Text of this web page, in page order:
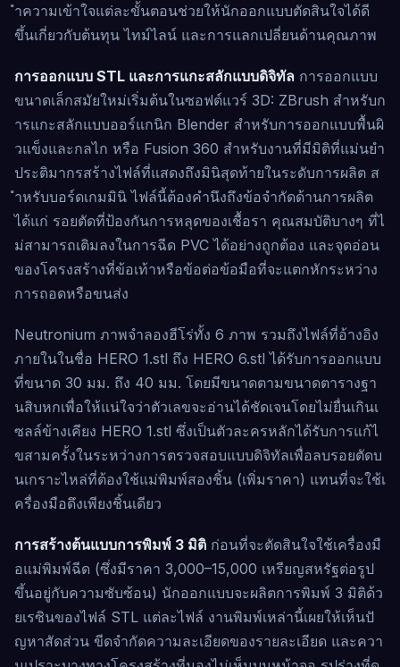
ำความเข้าใจแต่ละขั้นตอนช่วยให้นักออกแบบตัดสินใจได้ดี
ขึ้นเกี่ยวกับต้นทุน ไทม์ไลน์ และการแลกเปลี่ยนด้านคุณภาพ
การออกแบบ STL และการแกะสลักแบบดิจิทัล การออกแบบ
ขนาดเล็กสมัยใหม่เริ่มต้นในซอฟต์แวร์ 3D: ZBrush สำหรับก
ารแกะสลักแบบออร์แกนิก Blender สำหรับการออกแบบพื้นผิ
วแข็งและกลไก หรือ Fusion 360 สำหรับงานที่มีมิติที่แม่นยำ
ประติมากรสร้างไฟล์ที่แสดงถึงมินิสุดท้ายในระดับการผลิต ส
ำหรับบอร์ดเกมมินิ ไฟล์นี้ต้องคำนึงถึงข้อจำกัดด้านการผลิต
ได้แก่ รอยตัดที่ป้องกันการหลุดของเชื้อรา คุณสมบัติบางๆ ที่ไ
ม่สามารถเติมลงในการฉีด PVC ได้อย่างถูกต้อง และจุดอ่อน
ของโครงสร้างที่ข้อเท้าหรือข้อต่อข้อมือที่จะแตกหักระหว่าง
การถอดหรือขนส่ง
Neutronium ภาพจำลองฮีโร่ทั้ง 6 ภาพ รวมถึงไฟล์ที่อ้างอิง
ภายในในชื่อ HERO 1.stl ถึง HERO 6.stl ได้รับการออกแบบ
ที่ขนาด 30 มม. ถึง 40 มม. โดยมีขนาดตามขนาดตารางฐา
นสิบหกเพื่อให้แน่ใจว่าตัวเลขจะอ่านได้ชัดเจนโดยไม่ยื่นเกินเ
ซลล์ข้างเคียง HERO 1.stl ซึ่งเป็นตัวละครหลักได้รับการแก้ไ
ขสามครั้งในระหว่างการตรวจสอบแบบดิจิทัลเพื่อลบรอยตัดบ
นเกราะไหล่ที่ต้องใช้แม่พิมพ์สองชิ้น (เพิ่มราคา) แทนที่จะใช้เ
ครื่องมือดึงเพียงชิ้นเดียว
การสร้างต้นแบบการพิมพ์ 3 มิติ ก่อนที่จะตัดสินใจใช้เครื่องมื
อแม่พิมพ์ฉีด (ซึ่งมีราคา 3,000–15,000 เหรียญสหรัฐต่อรูป
ขึ้นอยู่กับความซับซ้อน) นักออกแบบจะผลิตการพิมพ์ 3 มิติด้ว
ยเรซินของไฟล์ STL แต่ละไฟล์ งานพิมพ์เหล่านี้เผยให้เห็นปั
ญหาสัดส่วน ขีดจำกัดความละเอียดของรายละเอียด และควา